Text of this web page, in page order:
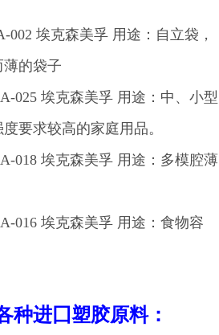
002 埃克森美孚 用途：自立袋，
的袋子
025 埃克森美孚 用途：中、小型
要求较高的家庭用品。
018 埃克森美孚 用途：多模腔薄
016 埃克森美孚 用途：食物容
种进囗塑胶原料：